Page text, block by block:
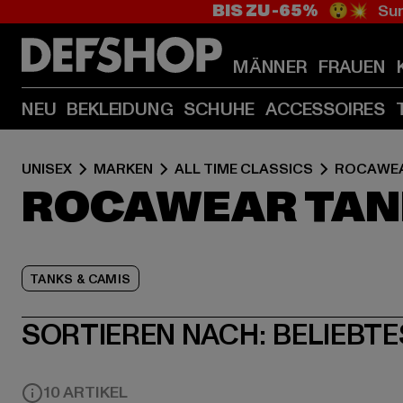
BIS ZU -65% 😲💥
MÄNNER FRAUEN
NEU BEKLEIDUNG SCHUHE ACCESSOIRES
UNISEX MARKEN ALL TIME CLASSICS
ROCAWEAR
TANKS & CAMIS
SORTIEREN NACH:
10 ARTIKEL